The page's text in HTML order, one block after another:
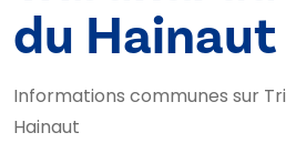
du Hainaut
Informations communes sur
Hainaut